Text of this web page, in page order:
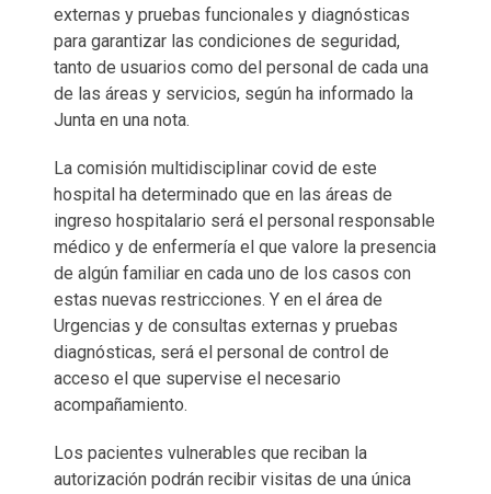
externas y pruebas funcionales y diagnósticas
para garantizar las condiciones de seguridad,
tanto de usuarios como del personal de cada una
de las áreas y servicios, según ha informado la
Junta en una nota.
La comisión multidisciplinar covid de este
hospital ha determinado que en las áreas de
ingreso hospitalario será el personal responsable
médico y de enfermería el que valore la presencia
de algún familiar en cada uno de los casos con
estas nuevas restricciones. Y en el área de
Urgencias y de consultas externas y pruebas
diagnósticas, será el personal de control de
acceso el que supervise el necesario
acompañamiento.
Los pacientes vulnerables que reciban la
autorización podrán recibir visitas de una única